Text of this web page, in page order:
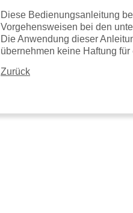
Diese Bedienungsanleitung
Vorgehensweisen bei den
Die Anwendung dieser
übernehmen keine Haftung
Zurück